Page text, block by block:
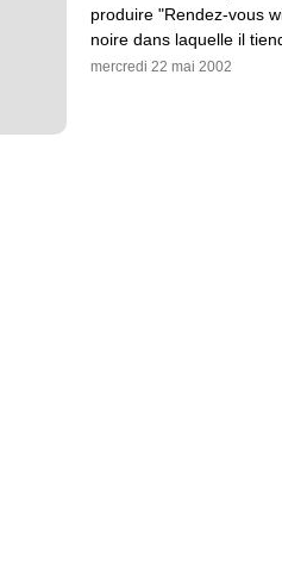
produire "Rendez-vous
noire dans laquelle il
mercredi 22 mai 2002